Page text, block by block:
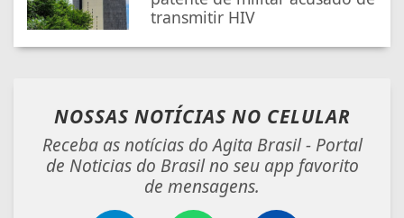
transmitir HIV
NOSSAS NOTÍCIAS NO CELULAR
Receba as notícias do Agita Brasil - Portal
de Noticias do Brasil no seu app favorito
de mensagens.